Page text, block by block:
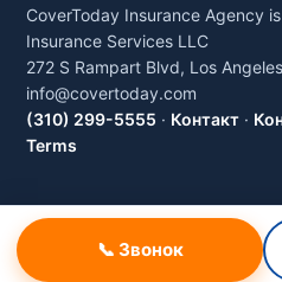
CoverToday Insurance Agency
Insurance Services LLC
272 S Rampart Blvd, Los
info@covertoday.com
(310) 299-5555 · Контакт ·
Terms
📞 Звонок